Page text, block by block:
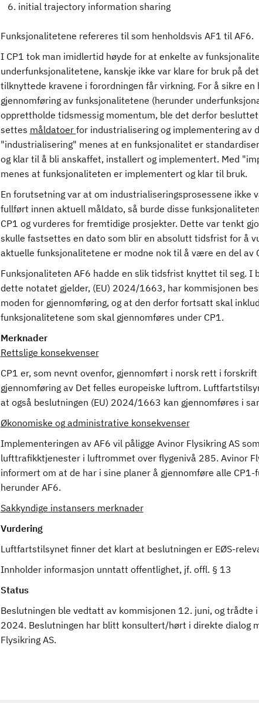
initial trajectory information sharing
Funksjonalitetene refereres til som henholdsvis AF1 til AF6.
I CP1 tok man imidlertid høyde for at enkelte av
underfunksjonalitetene, kanskje ikke var klare for bruk på
tilknyttede kravene i forordningen får virkning. For å sikre en
gjennomføring av funksjonalitetene (herunder
opprettholde tidsmessig momentum, ble det derfor
settes måldatoer for industrialisering og implementering av
"industrialisering" menes at en funksjonalitet er
og klar til å bli anskaffet, installert og implementert. Med
menes at funksjonaliteten er implementert og klar til bruk.
En forutsetning var at om industrialiseringsprosessene ikke
fullført innen aktuell måldato, så burde disse
CP1 og vurderes for fremtidige prosjekter. Dette var tenkt
skulle fastsettes en dato som blir en absolutt tidsfrist for å
aktuelle funksjonalitetene er modne nok til å være en del av
Funksjonaliteten AF6 hadde en slik tidsfrist knyttet til seg. I
dette notatet gjelder, (EU) 2024/1663, har kommisjonen
moden for gjennomføring, og at den derfor fortsatt skal
funksjonalitetene som skal gjennomføres under CP1.
Merknader
Rettslige konsekvenser
CP1 er, som nevnt ovenfor, gjennomført i norsk rett i
gjennomføring av Det felles europeiske luftrom.
at også beslutningen (EU) 2024/1663 kan gjennomføres i
Økonomiske og administrative konsekvenser
Implementeringen av AF6 vil påligge Avinor Flysikring AS
lufttrafikktjenester i luftrommet over flygenivå 285. Avinor
informert om at de har i sine planer å gjennomføre alle
herunder AF6.
Sakkyndige instansers merknader
Vurdering
Luftfartstilsynet finner det klart at beslutningen er EØS-
Innholder informasjon unntatt offentlighet, jf. offl. § 13
Status
Beslutningen ble vedtatt av kommisjonen 12. juni, og trådte
2024. Beslutningen har blitt konsultert/hørt i direkte dialog
Flysikring AS.